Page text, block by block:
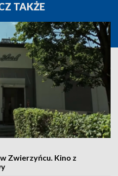
TAKŻE
Zwierzyńcu. Kino z